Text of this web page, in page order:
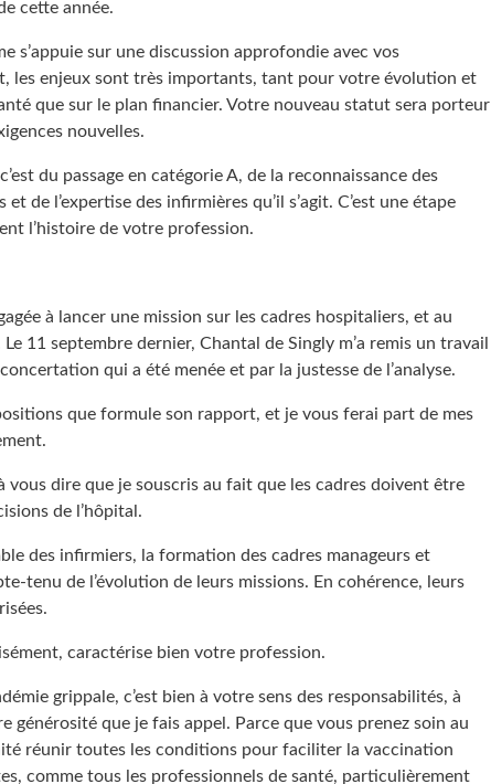
cette année.
s’appuie sur une discussion approfondie avec vos
les enjeux sont très importants, tant pour votre évolution et
que sur le plan financier. Votre nouveau statut sera porteur
nouvelles.
du passage en catégorie A, de la reconnaissance des
de l’expertise des infirmières qu’il s’agit. C’est une étape
l’histoire de votre profession.
à lancer une mission sur les cadres hospitaliers, et au
11 septembre dernier, Chantal de Singly m’a remis un travail
qui a été menée et par la justesse de l’analyse.
que formule son rapport, et je vous ferai part de mes
vous dire que je souscris au fait que les cadres doivent être
de l’hôpital.
des infirmiers, la formation des cadres manageurs et
tenu de l’évolution de leurs missions. En cohérence, leurs
caractérise bien votre profession.
grippale, c’est bien à votre sens des responsabilités, à
générosité que je fais appel. Parce que vous prenez soin au
réunir toutes les conditions pour faciliter la vaccination
comme tous les professionnels de santé, particulièrement